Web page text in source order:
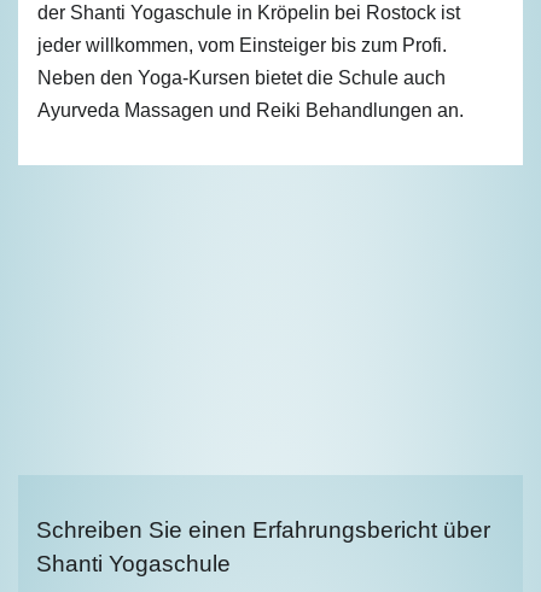
der Shanti Yogaschule in Kröpelin bei Rostock ist
jeder willkommen, vom Einsteiger bis zum Profi.
Neben den Yoga-Kursen bietet die Schule auch
Ayurveda Massagen und Reiki Behandlungen an.
Schreiben Sie einen Erfahrungsbericht über
Shanti Yogaschule